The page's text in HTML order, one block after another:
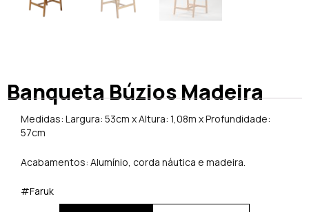
Banqueta Búzios Madeira
Medidas: Largura: 53cm x Altura: 1,08m x Profundidade:
57cm
Acabamentos: Alumínio, corda náutica e madeira.
#Faruk